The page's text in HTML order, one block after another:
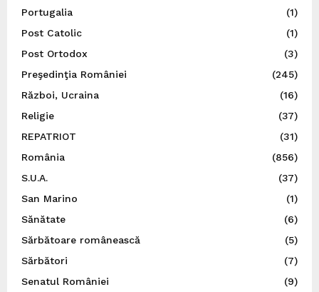
Portugalia
(1)
Post Catolic
(1)
Post Ortodox
(3)
Preşedinţia României
(245)
Război, Ucraina
(16)
Religie
(37)
REPATRIOT
(31)
România
(856)
S.U.A.
(37)
San Marino
(1)
Sănătate
(6)
Sărbătoare românească
(5)
Sărbători
(7)
Senatul României
(9)